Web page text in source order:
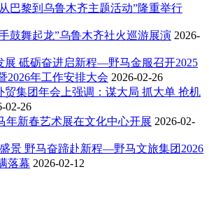
巴黎到乌鲁木齐主题活动”隆重举行
鼓舞起龙”乌鲁木齐社火巡游展演 2026-
展 砥砺奋进启新程—野马金服召开2025
2026年工作安排大会 2026-02-26
贸集团年会上强调：谋大局 抓大单 抢机
02-26
年新春艺术展在文化中心开展 2026-02-
景 野马奋蹄赴新程—野马文旅集团2026
落幕 2026-02-12